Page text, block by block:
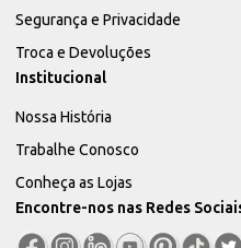
Segurança e Privacidade
Troca e Devoluções
Institucional
Nossa História
Trabalhe Conosco
Conheça as Lojas
Encontre-nos nas Redes